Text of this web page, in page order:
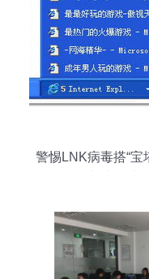
警惕LNK病毒搭“宝